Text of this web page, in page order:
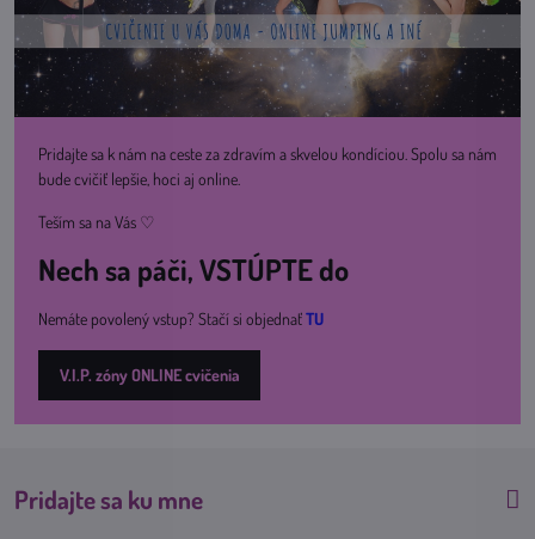
Pridajte sa k nám na ceste za zdravím a skvelou kondíciou. Spolu sa nám
bude cvičiť lepšie, hoci aj online.
Teším sa na Vás ♡
Nech sa páči, VSTÚPTE do
Nemáte povolený vstup? Stačí si objednaťTU
V.I.P. zóny ONLINE cvičenia
Pridajte sa ku mne